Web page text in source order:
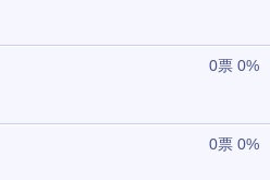
0票 0%
0票 0%